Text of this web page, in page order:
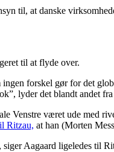
til, at danske
til at flyde over.
forskel gør for det
lyder det blandt andet
Venstre været ude med
Ritzau, at han (Morten
Aagaard ligeledes til